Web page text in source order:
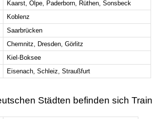
Kaarst, Olpe, Paderborn, Rüthen, Sonsbeck
Koblenz
Saarbrücken
Chemnitz, Dresden, Görlitz
Kiel-Boksee
Eisenach, Schleiz, Straußfurt
Städten befinden sich